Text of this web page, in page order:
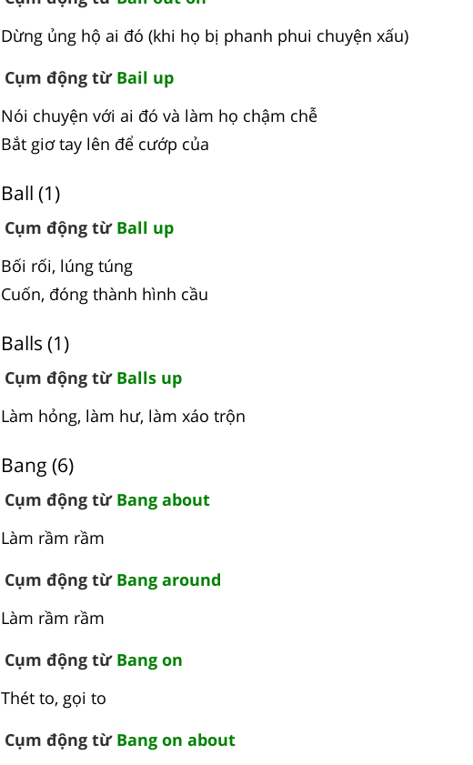
Dừng ủng hộ ai đó (khi họ bị phanh phui chuyện xấu)
Cụm động từ Bail up
Nói chuyện với ai đó và làm họ chậm chễ
Bắt giơ tay lên để cướp của
Ball (1)
Cụm động từ Ball up
Bối rối, lúng túng
Cuốn, đóng thành hình cầu
Balls (1)
Cụm động từ Balls up
Làm hỏng, làm hư, làm xáo trộn
Bang (6)
Cụm động từ Bang about
Làm rầm rầm
Cụm động từ Bang around
Làm rầm rầm
Cụm động từ Bang on
Thét to, gọi to
Cụm động từ Bang on about